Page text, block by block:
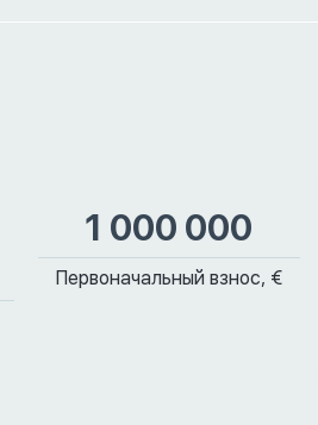
1 000 000
Первоначальный взнос, €